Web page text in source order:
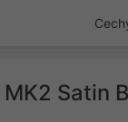
Satin